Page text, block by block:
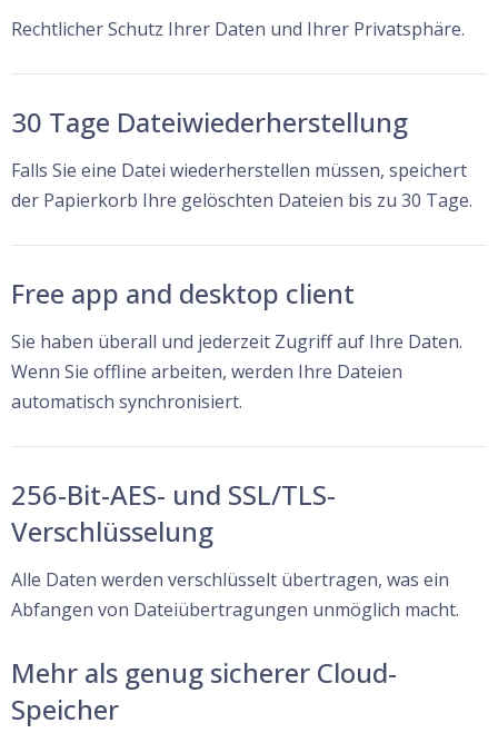
Rechtlicher Schutz Ihrer Daten und Ihrer Privatsphäre.
30 Tage Dateiwiederherstellung
Falls Sie eine Datei wiederherstellen müssen, speichert
der Papierkorb Ihre gelöschten Dateien bis zu 30 Tage.
Free app and desktop client
Sie haben überall und jederzeit Zugriff auf Ihre Daten.
Wenn Sie offline arbeiten, werden Ihre Dateien
automatisch synchronisiert.
256-Bit-AES- und SSL/TLS-
Verschlüsselung
Alle Daten werden verschlüsselt übertragen, was ein
Abfangen von Dateiübertragungen unmöglich macht.
Mehr als genug sicherer Cloud-
Speicher